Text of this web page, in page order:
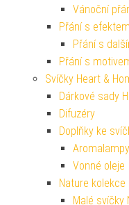
Vánoční
Přání s efektem
Přání s
Přání s
Svíčky Heart &
Dárkové sady
Difuzéry
Doplňky ke
Aromalampy
Vonné oleje
Nature kolekce
Malé svíčky